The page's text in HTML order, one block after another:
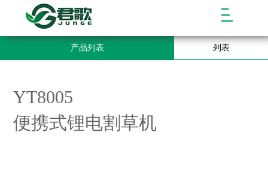
产品列表 列表
YT8005
便携式锂电割草机